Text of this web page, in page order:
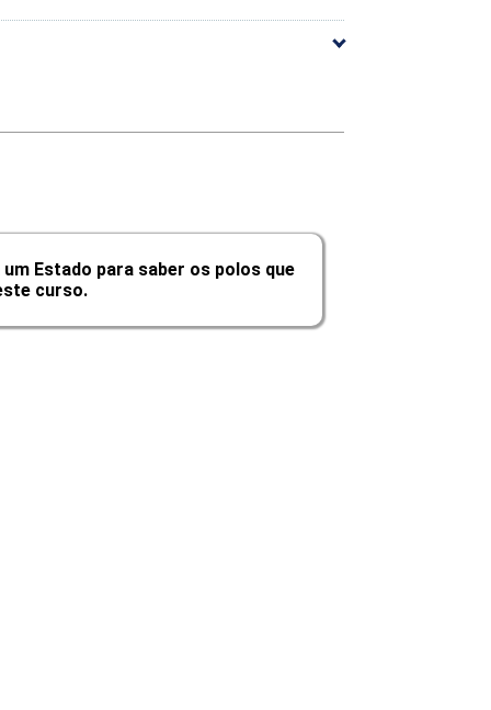
10h
um Estado para saber os polos que
curso.